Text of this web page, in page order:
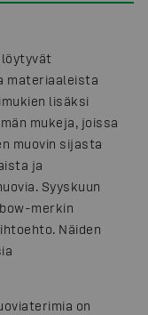
löytyvät
materiaaleista
lisäksi
mukeja, joissa
muovin sijasta
ja
Syyskuun
merkin
Näiden
on